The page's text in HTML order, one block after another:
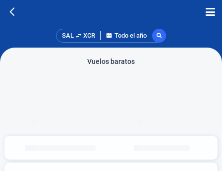
SAL XCR Todo el año
Vuelos baratos